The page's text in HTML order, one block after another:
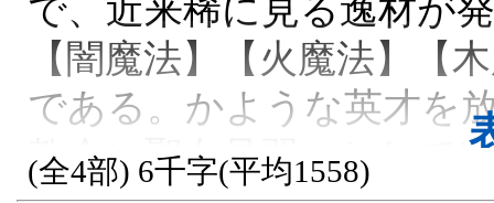
R15, 残酷な描写あり, 異世界転生,
れ。 ツアーを主催する種
中草の中森の中土の中。
巡り合えるのでしょうか
異世界転移, ほのぼの, 男主人公, 冒
で、近来稀に見る逸材が
【闇魔法】【火魔法】【
である。かような英才を
教会に聖女見習いとして
(全4部) 6千字(平均1558)